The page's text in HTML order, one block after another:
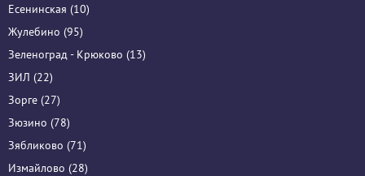
Есенинская (10)
Жулебино (95)
Зеленоград - Крюково (13)
ЗИЛ (22)
Зорге (27)
Зюзино (78)
Зябликово (71)
Измайлово (28)